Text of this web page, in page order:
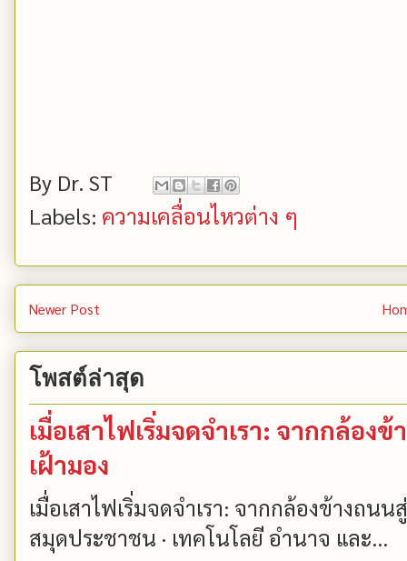
By Dr. ST
Labels: ความเคลื่อนไหวต่าง ๆ
Newer Post
โพสต์ล่าสุด
เมื่อเสาไฟเริ่มจดจำเรา: จากกล้อง
เฝ้ามอง
เมื่อเสาไฟเริ่มจดจำเรา: จากกล้องข้างถน
สมุดประชาชน · เทคโนโลยี อำนาจ และ...